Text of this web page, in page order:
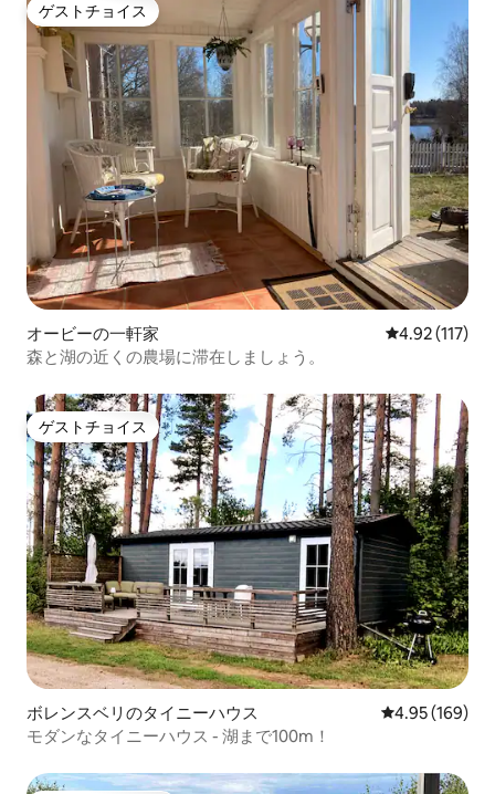
ゲストチョイス
ゲストチョイス
オービーの一軒家 レビュー117
4.92 (117)
森と湖の近くの農場に滞在しましょう。
ゲストチョイス
ゲストチョイス
ボレンスベリのタイニーハウス レビュー169
4.95 (169)
モダンなタイニーハウス - 湖まで100m！